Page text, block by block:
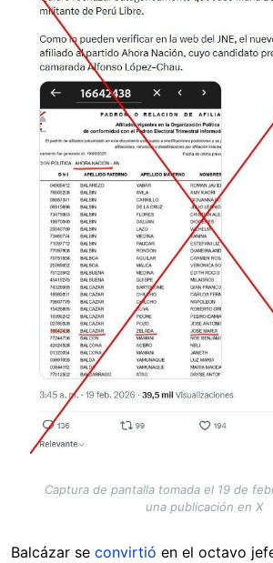
Captura de pantalla tomada el 19 de
una publicación en X
Balcázar se convirtió en el octavo